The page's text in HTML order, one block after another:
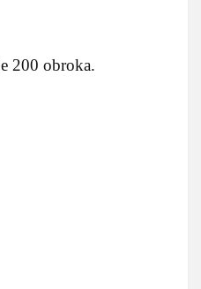
200 obroka.